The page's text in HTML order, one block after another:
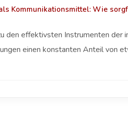
Kommunikationsmittel: Wie
den effektivsten Instrumenten der
einen konstanten Anteil von